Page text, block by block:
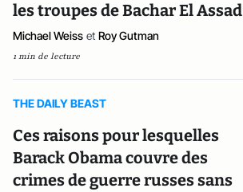
les troupes de Bachar El Assad
Michael Weiss et Roy Gutman
1 min de lecture
THE DAILY BEAST
Ces raisons pour lesquelles
Barack Obama couvre des
crimes de guerre russes sans